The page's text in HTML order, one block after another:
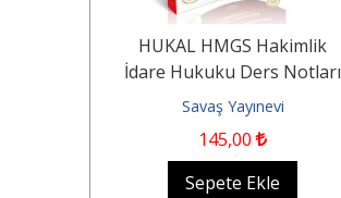
HUKAL HMGS Hakimlik
İdare Hukuku Ders Notları
Savaş Yayınevi
145,00
Sepete Ekle